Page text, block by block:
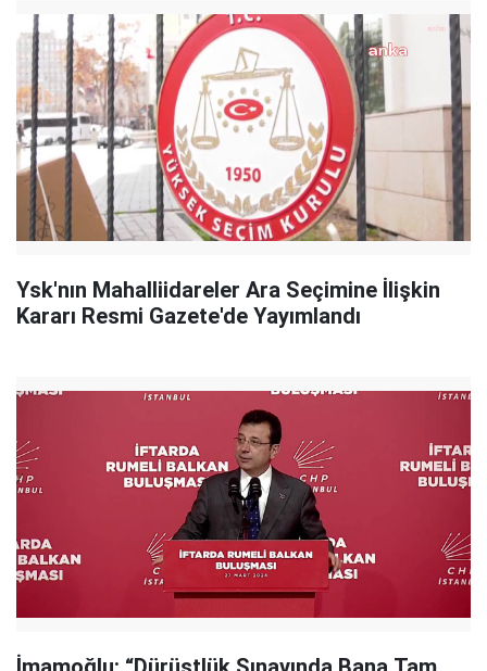
Ysk'nın Mahalliidareler Ara Seçimine İlişkin
Kararı Resmi Gazete'de Yayımlandı